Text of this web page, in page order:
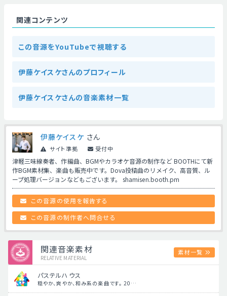
関連コンテンツ
この音源をYouTubeで視聴する
伊藤ケイスケさんのプロフィール
伊藤ケイスケさんの音楽素材一覧
伊藤ケイスケ さん
サイト準拠 受付中
津軽三味線奏者、作編曲、BGMやカラオケ音源の制作など BOOTHにて新
作BGM素材集、楽曲も販売中です。Dova投稿曲のリメイク、高音質、ル
ープ処理バージョンなどもございます。 shamisen.booth.pm
この音源の使用を報告する
この音源の制作者へ問合せる
関連音楽素材
RELATIVE MATERIAL
素材一覧
パステルハウス
穏やか、爽やか、和み系の楽曲です。 20…